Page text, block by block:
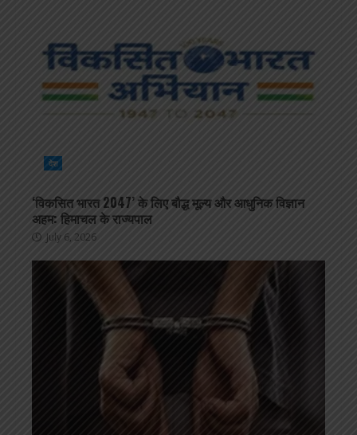
देश
‘विकसित भारत 2047’ के लिए बौद्ध मूल्य और आधुनिक विज्ञान
अहम: हिमाचल के राज्यपाल
July 6, 2026